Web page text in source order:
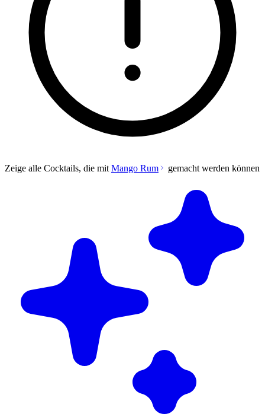
Zeige alle Cocktails, die mit Mango Rum gemacht werden können